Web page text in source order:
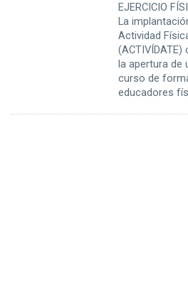
EJERCICIO
La
Actividad
la apertura de
curso de
educadores